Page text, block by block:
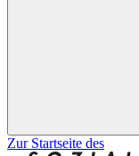
Zur Startseite des